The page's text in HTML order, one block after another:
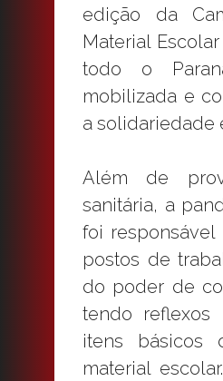
edição da
Material
todo o
mobilizada e
a solidariedade
Além de
sanitária, a
foi
postos de
do poder de
tendo reflexos
itens básicos
material